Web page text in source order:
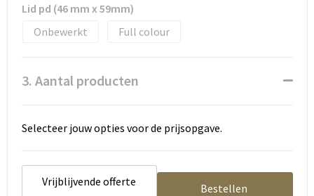
Tassen en Rugzakken
Verzorging en Wellness
Ondergoed, Sokken en Nachtkleding
Peuters en Baby's
Lid pd (46 mm x 59mm)
Onbewerkt
Full colour
3. Aantal producten
Selecteer jouw opties voor de prijsopgave.
Vrijblijvende offerte Bestellen